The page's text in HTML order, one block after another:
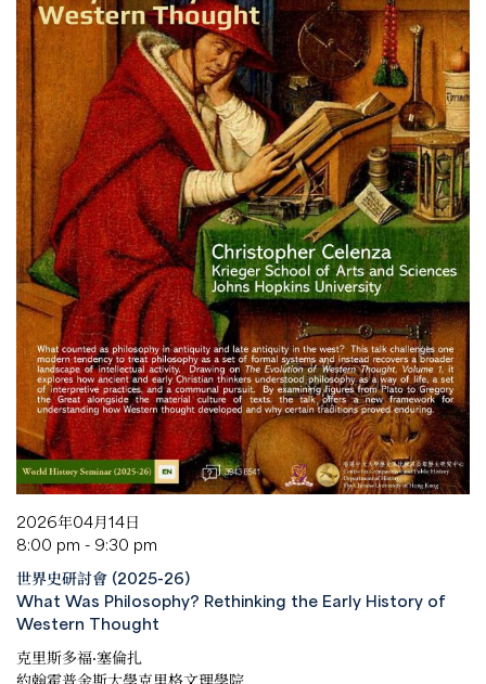
2026年04月14日
8:00 pm - 9:30 pm
世界史研討會 (2025-26)
What Was Philosophy? Rethinking the Early History of
Western Thought
克里斯多福·塞倫扎